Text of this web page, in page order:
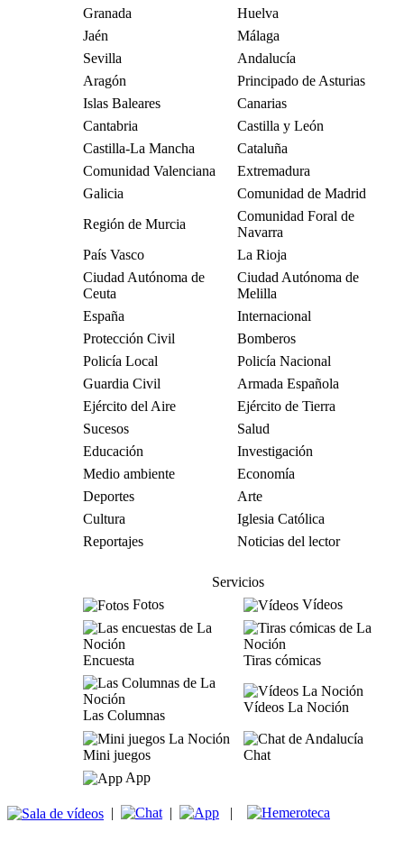
Granada
Huelva
Jaén
Málaga
Sevilla
Andalucía
Aragón
Principado de Asturias
Islas Baleares
Canarias
Cantabria
Castilla y León
Castilla-La Mancha
Cataluña
Comunidad Valenciana
Extremadura
Galicia
Comunidad de Madrid
Región de Murcia
Comunidad Foral de
Navarra
País Vasco
La Rioja
Ciudad Autónoma de
Ceuta
Ciudad Autónoma de
Melilla
España
Internacional
Protección Civil
Bomberos
Policía Local
Policía Nacional
Guardia Civil
Armada Española
Ejército del Aire
Ejército de Tierra
Sucesos
Salud
Educación
Investigación
Medio ambiente
Economía
Deportes
Arte
Cultura
Iglesia Católica
Reportajes
Noticias del lector
Servicios
Fotos
Vídeos
Encuesta Tiras cómicas
Las Columnas
Vídeos La Noción
Mini juegos
Chat
App
| | |